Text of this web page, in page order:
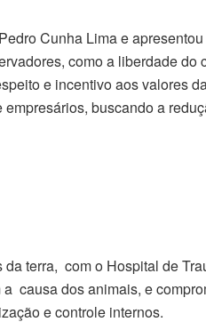
Cunha Lima e
como a liberdade do
e incentivo aos valores
buscando a
terra, com o Hospital de
causa dos animais, e
e controle internos.